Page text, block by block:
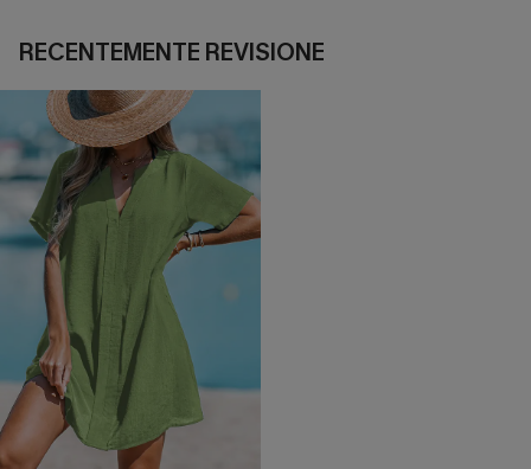
RECENTEMENTE REVISIONE